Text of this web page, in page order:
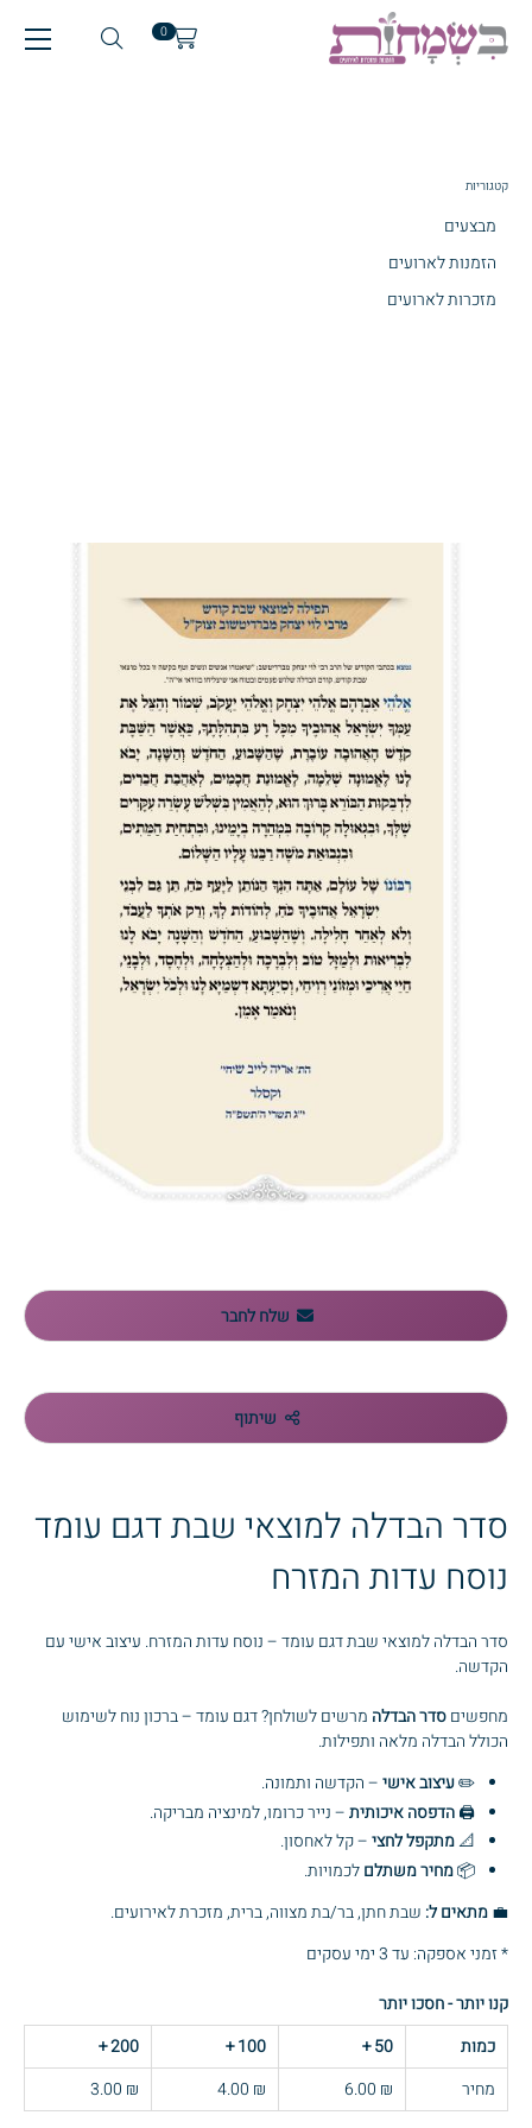
0
קטגוריות
מבצעים
הזמנות לארועים
מזכרות לארועים
שלח לחבר
שיתוף
סדר הבדלה למוצאי שבת דגם עומד
נוסח עדות המזרח
סדר הבדלה למוצאי שבת דגם עומד – נוסח עדות המזרח. עיצוב אישי עם
הקדשה.
מחפשיםסדר הבדלה מרשים לשולחן? דגם עומד – ברכון נוח לשימוש
הכולל הבדלה מלאה ותפילות.
✏️עיצוב אישי– הקדשה ותמונה.
🖨️הדפסה איכותית– נייר כרומו, למינציה מבריקה.
📐מתקפל לחצי– קל לאחסון.
📦מחיר משתלםלכמויות.
💼מתאים ל: שבת חתן, בר/בת מצווה, ברית, מזכרת לאירועים.
* זמני אספקה: עד 3 ימי עסקים
קנו יותר - חסכו יותר
כמות
50
+
100
+
200
+
מחיר
₪ 6.00
₪ 4.00
₪ 3.00